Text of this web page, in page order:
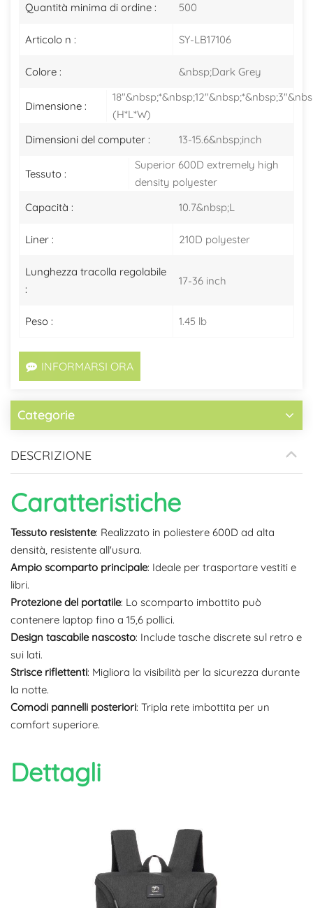
Quantità minima di ordine : 500
Articolo n : SY-LB17106
Colore : &nbsp;Dark Grey
Dimensione :
(H*L*W)
Dimensioni del computer :
13-15.6&nbsp;inch
Tessuto :
Superior 600D extremely high
density polyester
Capacità :
10.7&nbsp;L
Liner : 210D polyester
Lunghezza tracolla regolabile
:
17-36 inch
Peso : 1.45 lb
INFORMARSI ORA
Categorie
DESCRIZIONE
Caratteristiche
Tessuto resistente: Realizzato in poliestere 600D ad alta
densità, resistente all'usura.
Ampio scomparto principale: Ideale per trasportare vestiti e
libri.
Protezione del portatile: Lo scomparto imbottito può
contenere laptop fino a 15,6 pollici.
Design tascabile nascosto: Include tasche discrete sul retro e
sui lati.
Strisce riflettenti: Migliora la visibilità per la sicurezza durante
la notte.
Comodi pannelli posteriori: Tripla rete imbottita per un
comfort superiore.
Dettagli